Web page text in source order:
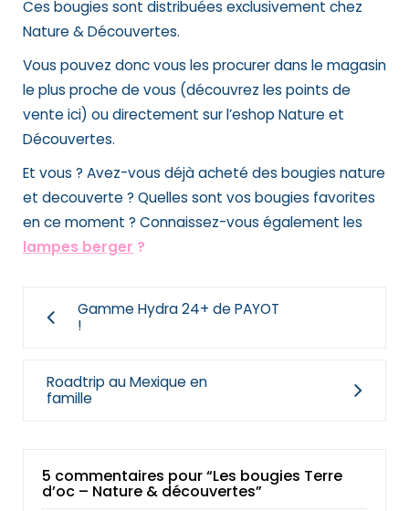
Ces bougies sont distribuées exclusivement chez
Nature & Découvertes.
Vous pouvez donc vous les procurer dans le magasin
le plus proche de vous (découvrez les points de
vente ici) ou directement sur l’eshop Nature et
Découvertes.
Et vous ? Avez-vous déjà acheté des bougies nature
et decouverte ? Quelles sont vos bougies favorites
en ce moment ? Connaissez-vous également les
lampes berger ?
Gamme Hydra 24+ de PAYOT
!
Roadtrip au Mexique en
famille
5 commentaires pour “Les bougies Terre
d’oc – Nature & découvertes”